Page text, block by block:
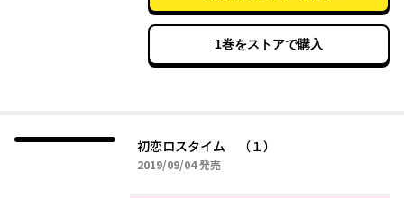
1巻をストアで購入
初恋ロスタイム （１）
2019/09/042019年09月04日
発売